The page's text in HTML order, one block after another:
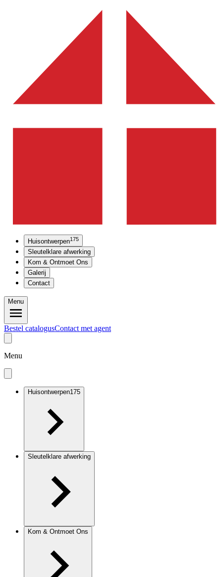
Huisontwerpen175
Sleutelklare afwerking
Kom & Ontmoet Ons
Galerij
Contact
Menu
Bestel catalogusContact met agent
Menu
Huisontwerpen175
Sleutelklare afwerking
Kom & Ontmoet Ons